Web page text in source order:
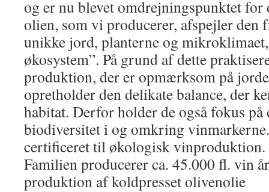
og er nu blevet omdrejningspunktet
olien, som vi producerer, afspejler den
unikke jord, planterne og
økosystem”. På grund af dette
produktion, der er opmærksom på
opretholder den delikate balance, der
habitat. Derfor holder de også fokus
biodiversitet i og omkring
certificeret til økologisk vinproduktion.
Familien producerer ca. 45.000 fl. vin
produktion af koldpresset olivenolie